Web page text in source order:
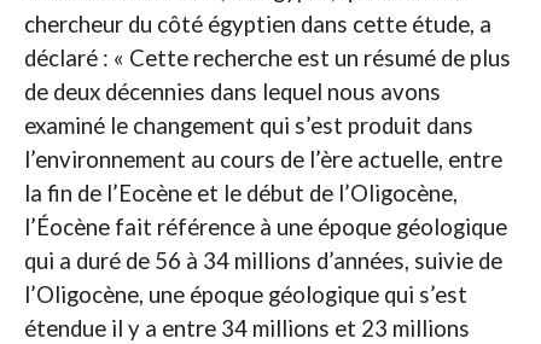
chercheur du côté égyptien dans cette étude, a
déclaré : « Cette recherche est un résumé de plus
de deux décennies dans lequel nous avons
examiné le changement qui s’est produit dans
l’environnement au cours de l’ère actuelle, entre
la fin de l’Eocène et le début de l’Oligocène,
l’Éocène fait référence à une époque géologique
qui a duré de 56 à 34 millions d’années, suivie de
l’Oligocène, une époque géologique qui s’est
étendue il y a entre 34 millions et 23 millions